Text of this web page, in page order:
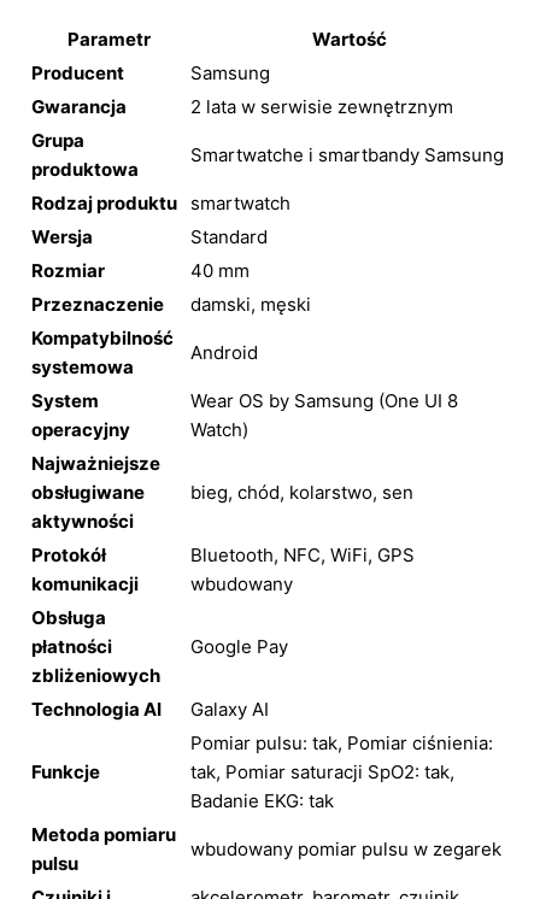
Parametr
Wartość
Producent
Samsung
Gwarancja
2 lata w serwisie zewnętrznym
Grupa
produktowa
Smartwatche i smartbandy Samsung
Rodzaj produktu
smartwatch
Wersja
Standard
Rozmiar
40 mm
Przeznaczenie
damski, męski
Kompatybilność
systemowa
Android
System
operacyjny
Wear OS by Samsung (One UI 8
Watch)
Najważniejsze
obsługiwane
aktywności
bieg, chód, kolarstwo, sen
Protokół
komunikacji
Bluetooth, NFC, WiFi, GPS
wbudowany
Obsługa
płatności
zbliżeniowych
Google Pay
Technologia AI Galaxy AI
Funkcje
Pomiar pulsu: tak, Pomiar ciśnienia:
tak, Pomiar saturacji SpO2: tak,
Badanie EKG: tak
Metoda pomiaru
pulsu
wbudowany pomiar pulsu w zegarek